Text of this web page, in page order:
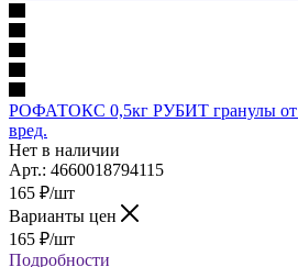
РОФАТОКС 0,5кг РУБИТ гранулы от
вред.
Нет в наличии
Арт.: 4660018794115
165 ₽/шт
Варианты цен
165 ₽/шт
Подробности